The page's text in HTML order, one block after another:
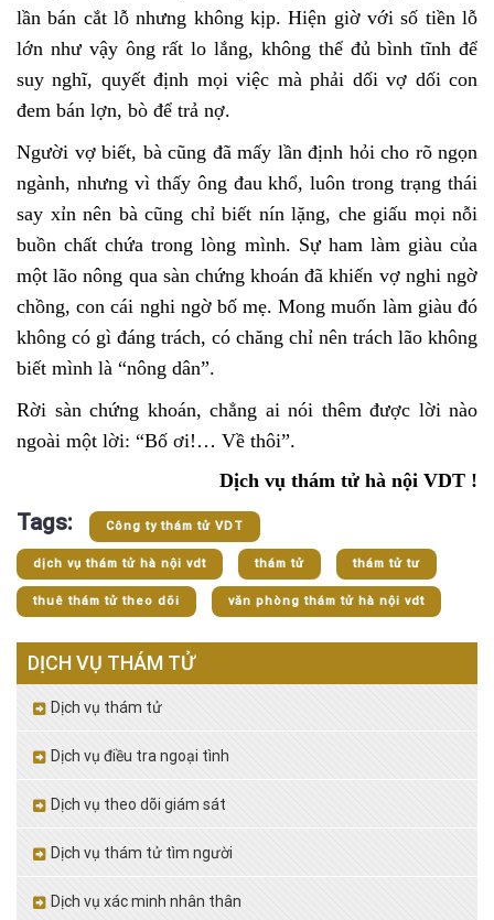
lần bán cắt lỗ nhưng không kịp. Hiện giờ với số tiền lỗ
lớn như vậy ông rất lo lắng, không thể đủ bình tĩnh để
suy nghĩ, quyết định mọi việc mà phải dối vợ dối con
đem bán lợn, bò để trả nợ.
Người vợ biết, bà cũng đã mấy lần định hỏi cho rõ ngọn
ngành, nhưng vì thấy ông đau khổ, luôn trong trạng thái
say xỉn nên bà cũng chỉ biết nín lặng, che giấu mọi nỗi
buồn chất chứa trong lòng mình. Sự ham làm giàu của
một lão nông qua sàn chứng khoán đã khiến vợ nghi ngờ
chồng, con cái nghi ngờ bố mẹ. Mong muốn làm giàu đó
không có gì đáng trách, có chăng chỉ nên trách lão không
biết mình là “nông dân”.
Rời sàn chứng khoán, chẳng ai nói thêm được lời nào
ngoài một lời: “Bố ơi!… Về thôi”.
Dịch vụ thám tử hà nội VDT !
Tags: Công ty thám tử VDT
dịch vụ thám tử hà nội vdt thám tử thám tử tư
thuê thám tử theo dõi văn phòng thám tử hà nội vdt
DỊCH VỤ THÁM TỬ
Dịch vụ thám tử
Dịch vụ điều tra ngoại tình
Dịch vụ theo dõi giám sát
Dịch vụ thám tử tìm người
Dịch vụ xác minh nhân thân